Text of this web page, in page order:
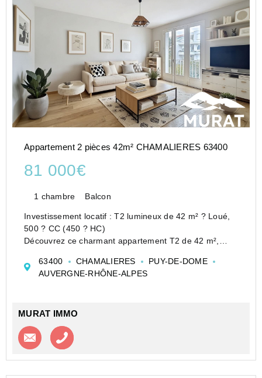
Appartement 2 pièces 42m² CHAMALIERES 63400
81 000€
1 chambre Balcon
Investissement locatif : T2 lumineux de 42 m² ? Loué,
500 ? CC (450 ? HC)
Découvrez ce charmant appartement T2 de 42 m²,
construit en 1970 et rénové en 2017.
Idéalement exposé à l'ouest, il profite...
63400 CHAMALIERES
PUY-DE-DOME
AUVERGNE-RHÔNE-ALPES
MURAT IMMO
Contacter l'agence